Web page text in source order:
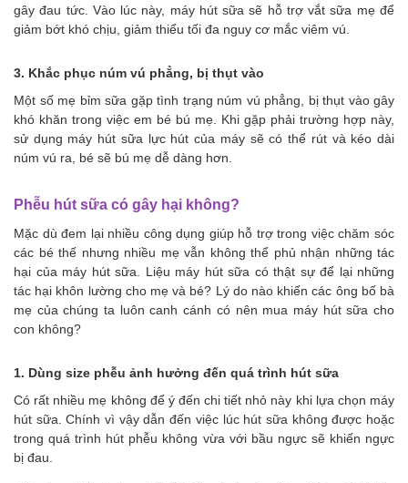
gây đau tức. Vào lúc này, máy hút sữa sẽ hỗ trợ vắt sữa mẹ để
giảm bớt khó chịu, giảm thiểu tối đa nguy cơ mắc viêm vú.
3. Khắc phục núm vú phẳng, bị thụt vào
Một số mẹ bỉm sữa gặp tình trạng núm vú phẳng, bị thụt vào gây
khó khăn trong việc em bé bú mẹ. Khi gặp phải trường hợp này,
sử dụng máy hút sữa lực hút của máy sẽ có thể rút và kéo dài
núm vú ra, bé sẽ bú mẹ dễ dàng hơn.
Phễu hút sữa có gây hại không?
Mặc dù đem lại nhiều công dụng giúp hỗ trợ trong việc chăm sóc
các bé thế nhưng nhiều mẹ vẫn không thể phủ nhận những tác
hại của máy hút sữa. Liệu máy hút sữa có thật sự để lại những
tác hại khôn lường cho mẹ và bé? Lý do nào khiến các ông bố bà
mẹ của chúng ta luôn canh cánh có nên mua máy hút sữa cho
con không?
1. Dùng size phễu ảnh hưởng đến quá trình hút sữa
Có rất nhiều mẹ không để ý đến chi tiết nhỏ này khi lựa chọn máy
hút sữa. Chính vì vậy dẫn đến việc lúc hút sữa không được hoặc
trong quá trình hút phễu không vừa với bầu ngực sẽ khiến ngực
bị đau.